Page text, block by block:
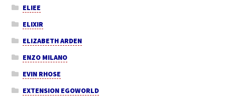
ELIEE
ELIXIR
ELIZABETH ARDEN
ENZO MILANO
EVIN RHOSE
EXTENSION EGOWORLD